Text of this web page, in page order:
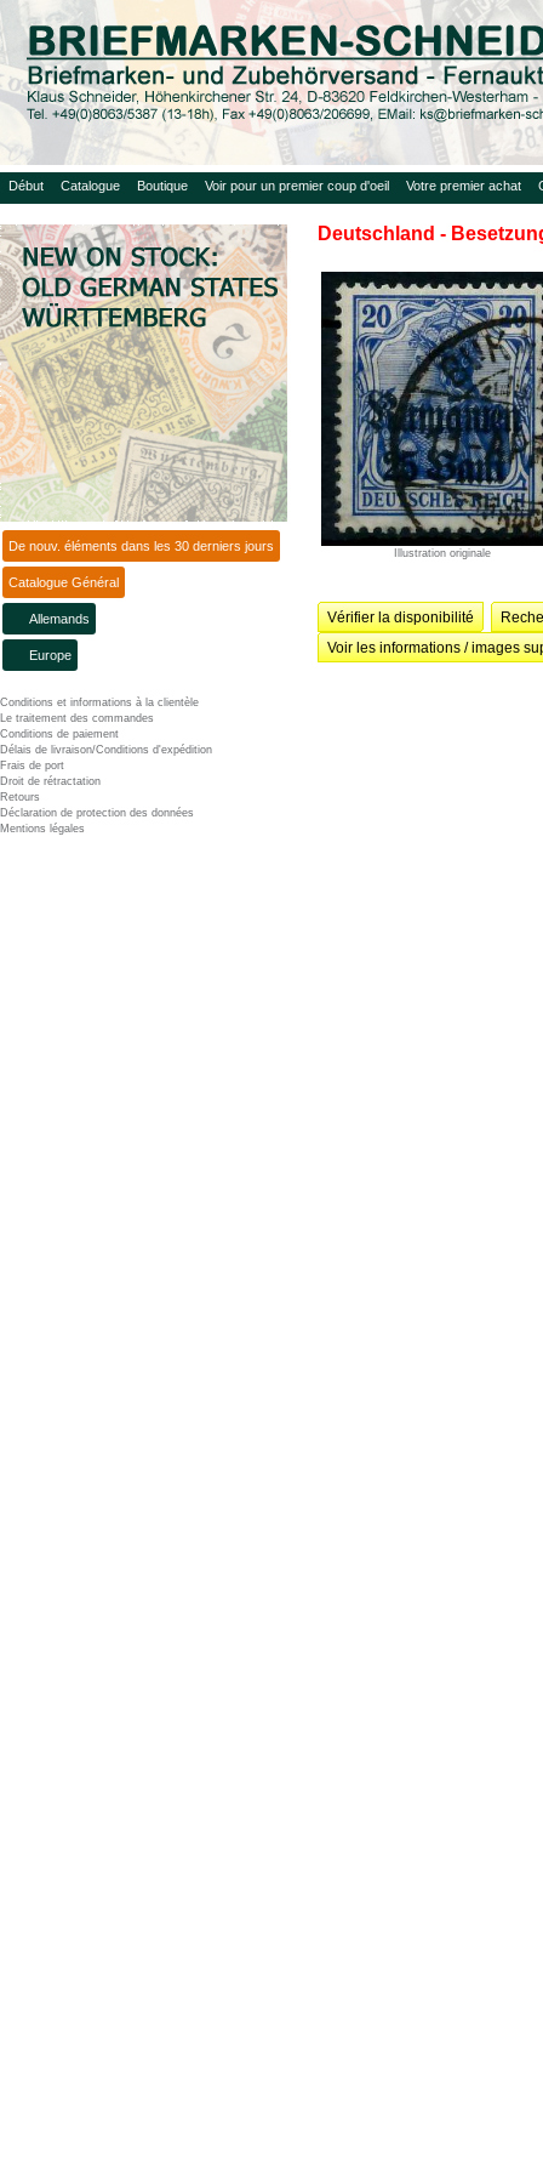
Début Catalogue Boutique Voir pour un premier coup d'oeil Votre premier achat
De nouv. éléments dans les 30 derniers jours
Catalogue Général
Allemands
Europe
Conditions et informations à la clientèle
Le traitement des commandes
Conditions de paiement
Délais de livraison/Conditions d'expédition
Frais de port
Droit de rétractation
Retours
Déclaration de protection des données
Mentions légales
Deutschland -
Illustration originale
Vérifier la disponibilité
Voir les informations / images